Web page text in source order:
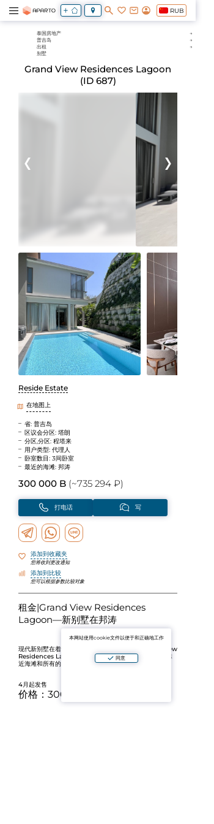
RUB
泰国房地产
普吉岛
出租
别墅
Grand View Residences Lagoon
(ID 687)
Reside Estate
在地图上
省: 普吉岛
区议会分区: 塔朗
分区,分区: 程塔来
用户类型: 代理人
卧室数目: 3间卧室
最近的海滩: 邦涛
300 000 B (~735 294 ₽)
打电话 写
添加到收藏夹
您将收到更改通知
添加到比较
您可以根据参数比较对象
租金|Grand View Residences
Lagoon—新别墅在邦涛
现代新别墅在着名的邦涛地区，位于门控社区
Grand View
Residences Lagoon
。 一个理想的选择，舒适的住宿靠
近海滩和所有的基础设施。
4月起发售
价格： 300,000泰铢/月
本网站使用cookie文件以便于和正确地工作
同意